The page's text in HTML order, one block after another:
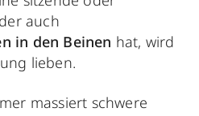
auch
in den Beinen hat, wird
lieben.
massiert schwere